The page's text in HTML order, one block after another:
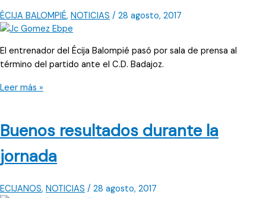
ÉCIJA BALOMPIÉ, NOTICIAS / 28 agosto, 2017
El entrenador del Écija Balompié pasó por sala de prensa al
término del partido ante el C.D. Badajoz.
“Los
dado
que
Leer más »
Buenos resultados durante la
jornada
ECIJANOS, NOTICIAS / 28 agosto, 2017